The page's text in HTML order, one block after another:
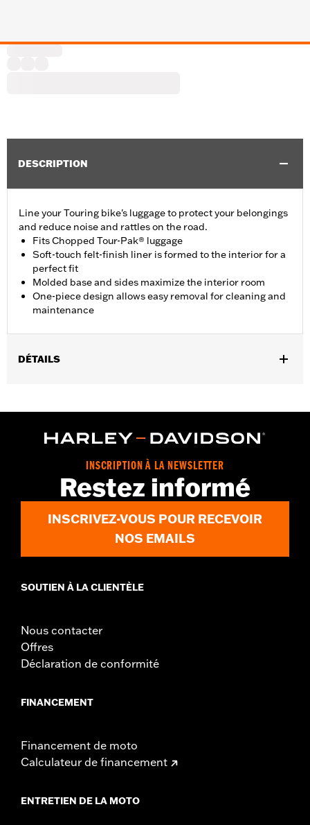
DESCRIPTION
Line your Touring bike's luggage to protect your belongings
and reduce noise and rattles on the road.
Fits Chopped Tour-Pak® luggage
Soft-touch felt-finish liner is formed to the interior for a
perfect fit
Molded base and sides maximize the interior room
One-piece design allows easy removal for cleaning and
maintenance
DÉTAILS
Does not fit Tri-Glide models or OE vehicles with Stock King T-
Installation Instructions
Sold In Units:Each
Tour-Pak liner
WARRANTY:1 year limited warranty – Go towww.h-
INSCRIPTION À LA NEWSLETTER
Restez informé
INSCRIVEZ-VOUS POUR RECEVOIR
NOS EMAILS
SOUTIEN À LA CLIENTÈLE
Nous contacter
Offres
Déclaration de conformité
FINANCEMENT
Financement de moto
Calculateur de financement
ENTRETIEN DE LA MOTO